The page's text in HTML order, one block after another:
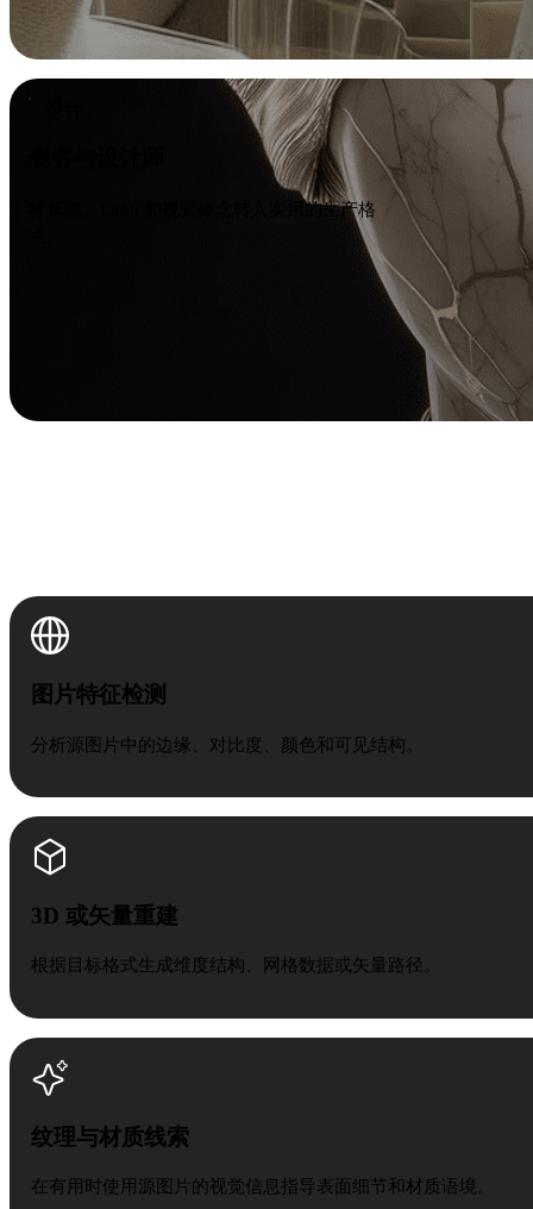
将草图、Logo 和视觉概念转入实用的生产格
图片特征检测
分析源图片中的边缘、对比度、颜色和可见结构。
3D 或矢量重建
根据目标格式生成维度结构、网格数据或矢量路径。
纹理与材质线索
在有用时使用源图片的视觉信息指导表面细节和材质语境。